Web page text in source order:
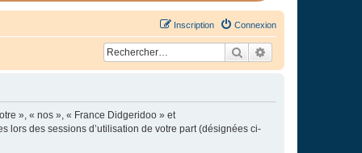
Connexion
Inscription
Rechercher
», « nos », « France Didgeridoo » et
lors des sessions d’utilisation de votre part (désignées ci-